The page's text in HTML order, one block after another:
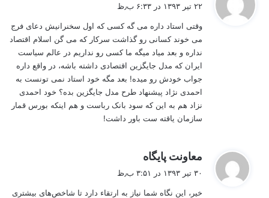
:
۲۲ تیر ۱۳۹۳ در ۶:۳۳ ب٫ظ
وقتی استاد داره می گه کسی که اول سخنرانیش دعای فرج
می خوند کسانی رو گذاشت سرکار که می گن اسلام اقتصاد
نداره و بعد میاد میگه ما کسی رو نداریم در عالم سیاست
ایران که مدل جایگزین اقتصادی داشته باشه، در واقع داره
جواب خودش رو میده! بعد مگه خود استاد نمی تونست به
احمدی نژاد پیشنهاد طرح مدل جایگزین بده؟ خود احمدی
نزاد هم به این که سود بانک رباست و هم اینکه بورس قمار
سازمان یاقته ست باور داشت!
معاونت پایگاه
۳۰ تیر ۱۳۹۳ در ۳:۵۱ ب٫ظ
خیر، این نگاه شما نیاز به ارتقاء دارد تا شاخص‌های بیشتری